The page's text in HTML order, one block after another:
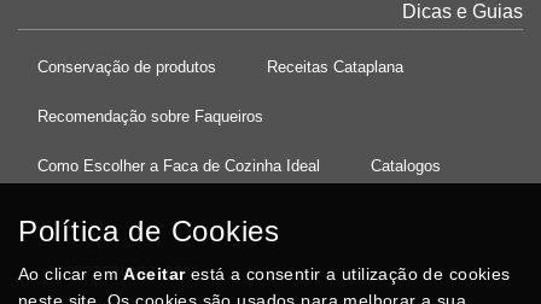
Dicas e Guias
Conservação de produtos Receitas Cataplana
Recomendação sobre Faqueiros
Como Escolher a Faca de Cozinha Ideal Catalogos
37°08'27.5"N 8°32'13.9"W
Política de Cookies
Ao clicar emAceitarestá a consentir a utilização de cookies